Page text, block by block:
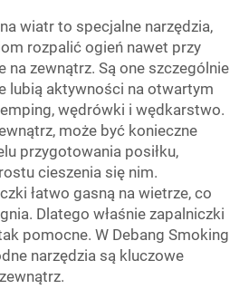
wiatr to specjalne narzędzia,
rozpalić ogień nawet przy
na zewnątrz. Są one szczególnie
lubią aktywności na otwartym
wędrówki i wędkarstwo.
może być konieczne
przygotowania posiłku,
cieszenia się nim.
łatwo gasną na wietrze, co
Dlatego właśnie zapalniczki
pomocne. W Debang Smoking
narzędzia są kluczowe